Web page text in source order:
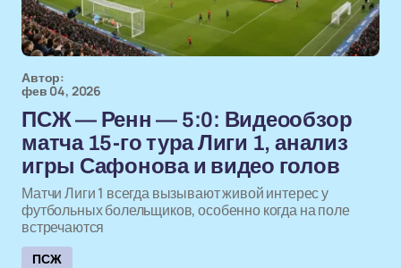
Автор:
фев 04, 2026
ПСЖ — Ренн — 5:0: Видеoобзор
матча 15-го тура Лиги 1, анализ
игры Сафонова и видео голов
Матчи Лиги 1 всегда вызывают живой интерес у
футбольных болельщиков, особенно когда на поле
встречаются
ПСЖ